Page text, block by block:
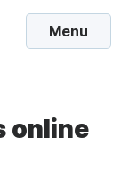
Menu
online